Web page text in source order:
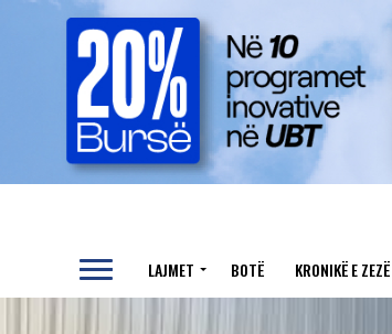
LAJMET BOTË KRONIKË E ZEZË